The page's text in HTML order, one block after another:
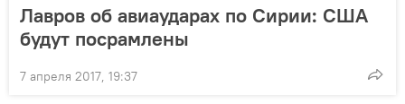
Лавров об авиаударах по Сирии: США
будут посрамлены
7 апреля 2017, 19:37